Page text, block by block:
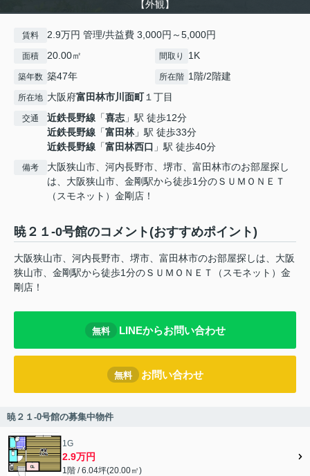
【外観】
賃料 2.9万円 管理/共益費 3,000円～5,000円
面積 20.00㎡ 間取り 1K
築年数 築47年 所在階 1階/2階建
所在地 大阪府富田林市川面町１丁目
交通 近鉄長野線 「喜志」駅 徒歩12分
近鉄長野線 「富田林」駅 徒歩33分
近鉄長野線 「富田林西口 」駅 徒歩40分
備考
大阪狭山市、河内長野市、堺市、富田林市のお部屋探し
は、大阪狭山市、金剛駅から徒歩1分のＳＵＭＯＮＥＴ
（スモネット）金剛店！
暁２１-0号館のコメント(おすすめポイント)
大阪狭山市、河内長野市、堺市、富田林市のお部屋探しは、大阪
狭山市、金剛駅から徒歩1分のＳＵＭＯＮＥＴ（スモネット）金
剛店！
無料 LINEからお問い合わせ
無料 お問い合わせ
暁２１-0号館の募集中物件
1G
2.9万円
1階 / 6.04坪(20.00㎡)